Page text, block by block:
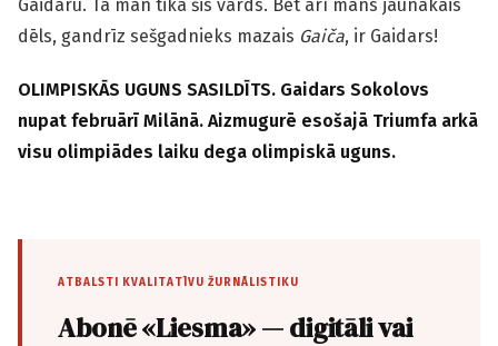
Gaidaru. Tā man tika šis vārds. Bet arī mans jaunākais
dēls, gandrīz sešgadnieks mazais Gaiča, ir Gaidars!
OLIMPISKĀS UGUNS SASILDĪTS. Gaidars Sokolovs
nupat februārī Milānā. Aizmugurē esošajā Triumfa arkā
visu olimpiādes laiku dega olimpiskā uguns.
ATBALSTI KVALITATĪVU ŽURNĀLISTIKU
Abonē «Liesma» — digitāli vai